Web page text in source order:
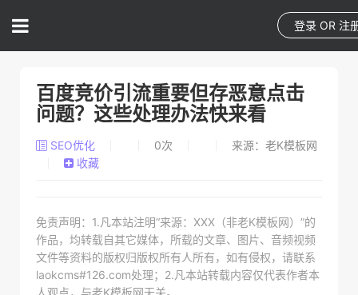
登录 OR 注
百度竞价引流重要但存恶意点击
问题？这些处理办法快来看
SEO优化 0次
来源：老K模板网
收藏
免责声明：1.凡本站注明“来源：XXX（非老K模板网）”的
作品，均转载自其它媒体，所载的文章、图片、音频视频
文件等资料的版权归版权所有人所有，如有侵权，请联系
laokcms#126.com处理；2.凡本站转载内容仅代表作者本
人观点，与老K模板网无关。